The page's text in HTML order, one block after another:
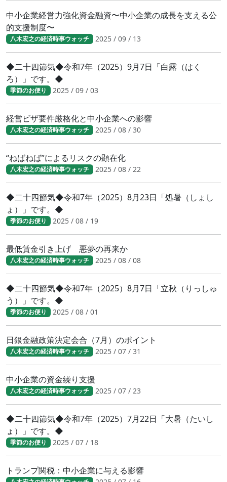
中小企業経営力強化資金融資〜中小企業の成長を支える公
的支援制度〜
八木宏之の経済時事ウォッチ 2025 / 09 / 13
◆二十四節気◆令和7年（2025）9月7日「白露（はく
ろ）」です。◆
季節のお便り 2025 / 09 / 03
経営ビザ要件厳格化と中小企業への影響
八木宏之の経済時事ウォッチ 2025 / 08 / 30
“ねばねば”によるリスクの顕在化
八木宏之の経済時事ウォッチ 2025 / 08 / 22
◆二十四節気◆令和7年（2025）8月23日「処暑（しょし
ょ）」です。◆
季節のお便り 2025 / 08 / 19
最低賃金引き上げ 悪夢の再来か
八木宏之の経済時事ウォッチ 2025 / 08 / 08
◆二十四節気◆令和7年（2025）8月7日「立秋（りっしゅ
う）」です。◆
季節のお便り 2025 / 08 / 01
日銀金融政策決定会合（7月）のポイント
八木宏之の経済時事ウォッチ 2025 / 07 / 31
中小企業の資金繰り支援
八木宏之の経済時事ウォッチ 2025 / 07 / 23
◆二十四節気◆令和7年（2025）7月22日「大暑（たいし
ょ）」です。◆
季節のお便り 2025 / 07 / 18
トランプ関税：中小企業に与える影響